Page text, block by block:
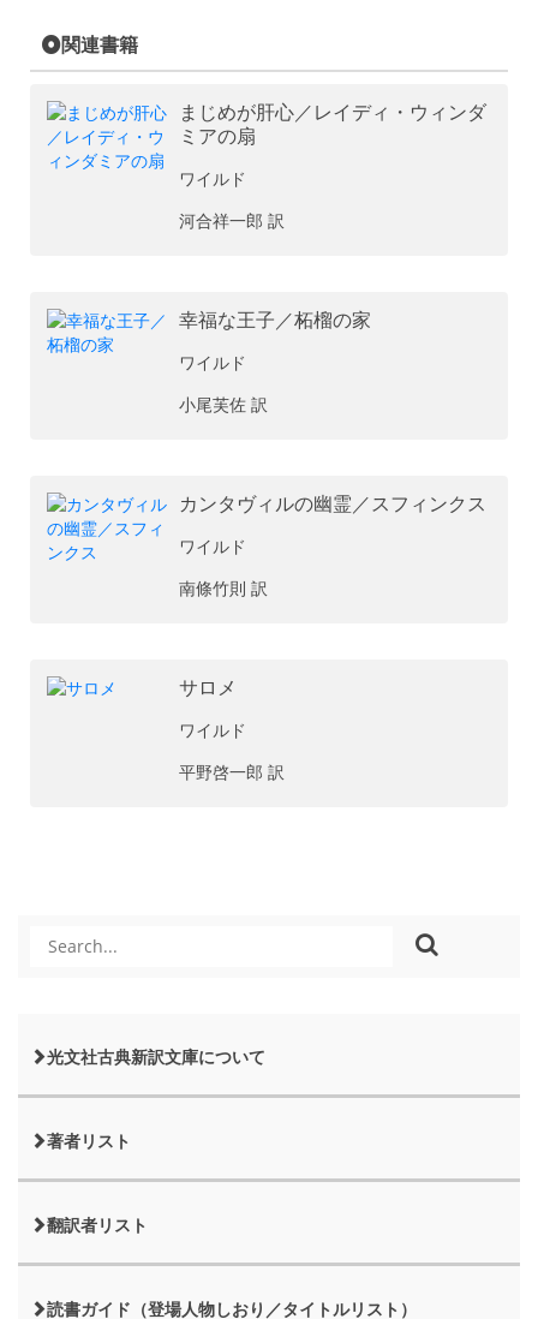
関連書籍
まじめが肝心／レイディ・ウィンダ
ミアの扇
ワイルド
河合祥一郎 訳
幸福な王子／柘榴の家
ワイルド
小尾芙佐 訳
カンタヴィルの幽霊／スフィンクス
ワイルド
南條竹則 訳
サロメ
ワイルド
平野啓一郎 訳
光文社古典新訳文庫について
著者リスト
翻訳者リスト
読書ガイド（登場人物しおり／タイトルリスト）